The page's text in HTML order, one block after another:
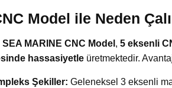
Model ile Neden
SEA MARINE CNC Model , 5 eksenli
hassasiyetle üretmektedir.
Şekiller: Geleneksel 3 eksenli